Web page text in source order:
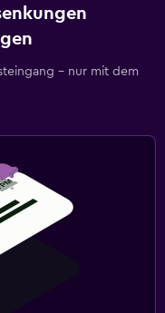
– nur mit dem